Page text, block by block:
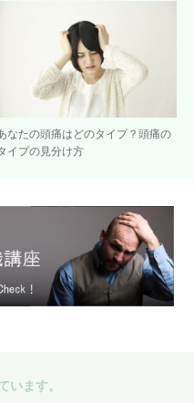
なたの頭痛はどのタイプ？頭痛の
イプの見分け方
ます。